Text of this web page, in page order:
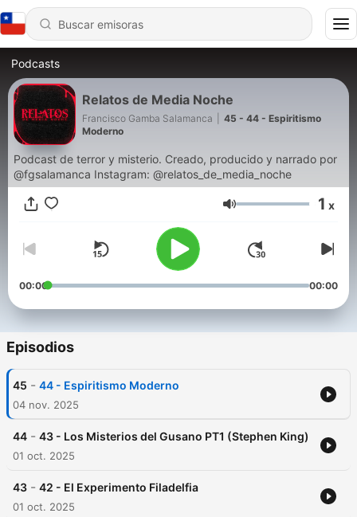
Podcasts
Relatos de Media Noche
Francisco Gamba Salamanca
45 - 44 - Espiritismo
Moderno
Podcast de terror y misterio. Creado, producido y narrado por
@fgsalamanca Instagram: @relatos_de_media_noche
Volumen 1 x
00:00 00:00
Episodios
45 - 44 - Espiritismo Moderno
04 nov. 2025
44 - 43 - Los Misterios del Gusano PT1 (Stephen King)
01 oct. 2025
43 - 42 - El Experimento Filadelfia
01 oct. 2025